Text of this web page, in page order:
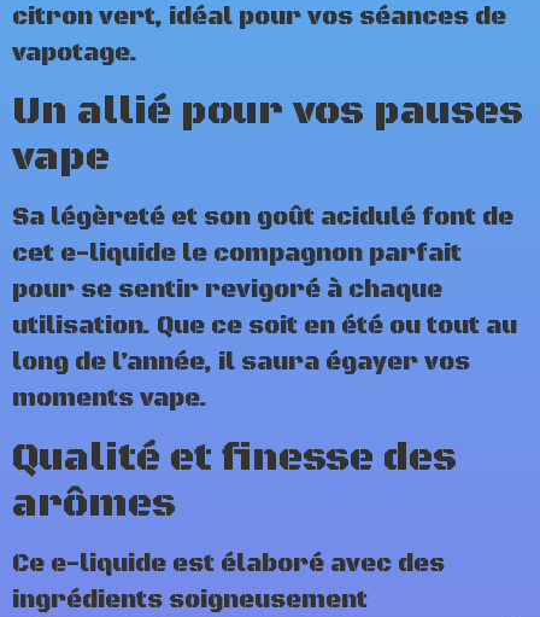
citron vert, idéal pour vos séances de
vapotage.
Un allié pour vos pauses
vape
Sa légèreté et son goût acidulé font de
cet e-liquide le compagnon parfait
pour se sentir revigoré à chaque
utilisation. Que ce soit en été ou tout au
long de l’année, il saura égayer vos
moments vape.
Qualité et finesse des
arômes
Ce e-liquide est élaboré avec des
ingrédients soigneusement